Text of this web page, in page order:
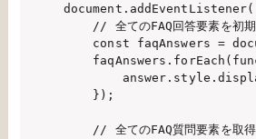
// 全てのFAQ回答要素を初期
const faqAnswers =
    });
    // 全てのFAQ質問要素を取得